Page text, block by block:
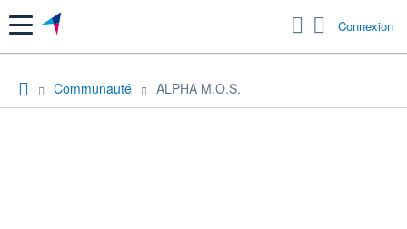
Menu Connexion
Communauté ALPHA M.O.S.